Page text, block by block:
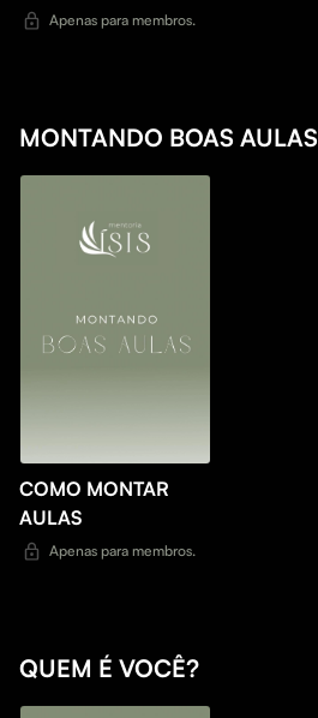
Apenas para membros.
MONTANDO BOAS AULAS
COMO MONTAR
AULAS
Apenas para membros.
QUEM É VOCÊ?